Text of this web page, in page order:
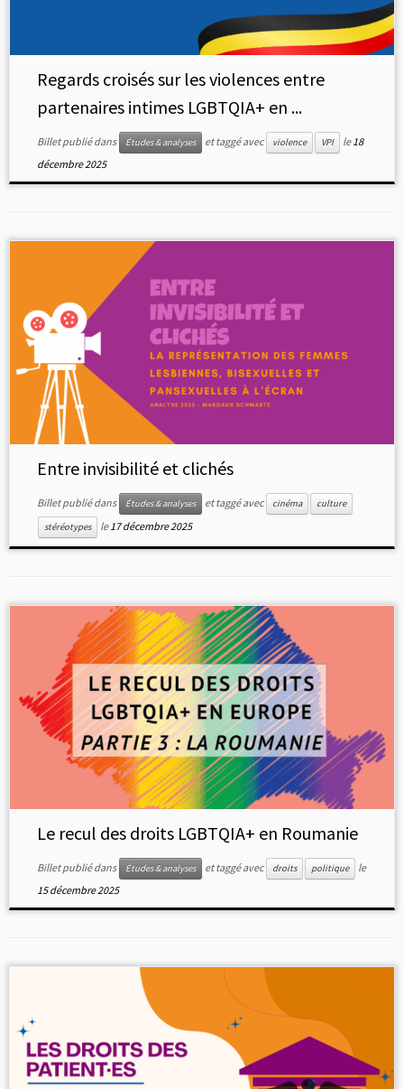
Regards croisés sur les violences entre
partenaires intimes LGBTQIA+ en ...
Billet publié dans Études & analyses et taggé avec violence VPI le 18
décembre 2025
Entre invisibilité et clichés
Billet publié dans Études & analyses et taggé avec cinéma
culture
stéréotypes
le 17 décembre 2025
Le recul des droits LGBTQIA+ en Roumanie
Billet publié dans Études & analyses et taggé avec droits politique
le
15 décembre 2025